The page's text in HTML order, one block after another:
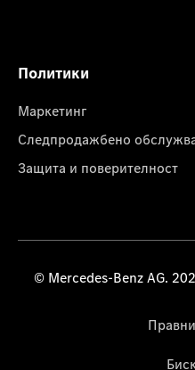
Политики
Маркетинг
Следпродажбено
Защита и поверителност
© Mercedes-Benz AG.